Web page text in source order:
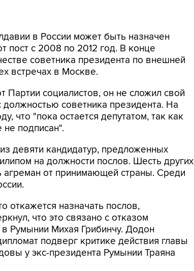
в России может быть назначен
пост с 2008 по 2012 год. В конце
советника президента по внешней
встречах в Москве.
Партии социалистов, он не сложил свой
должностью советника президента. На
что "пока остается депутатом, так как
не подписан".
девяти кандидатур, предложенных
на должности послов. Шесть других
агреман от принимающей страны. Среди
откажется назначать послов,
что это связано с отказом
Румынии Михая Грибинчу. Додон
подверг критике действия главы
у экс-президента Румынии Траяна